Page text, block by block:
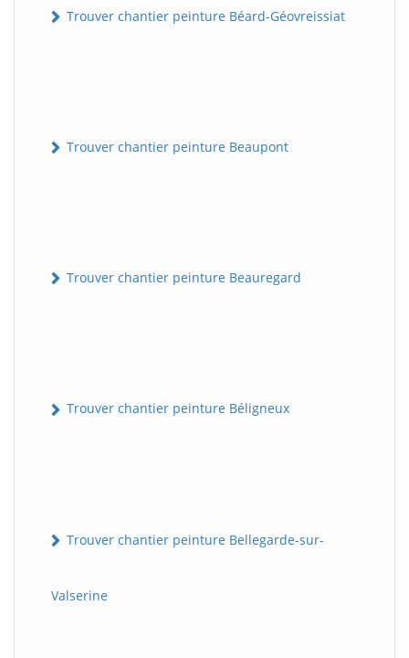
Trouver chantier peinture Béard-Géovreissiat
Trouver chantier peinture Beaupont
Trouver chantier peinture Beauregard
Trouver chantier peinture Béligneux
Trouver chantier peinture Bellegarde-sur-
Valserine